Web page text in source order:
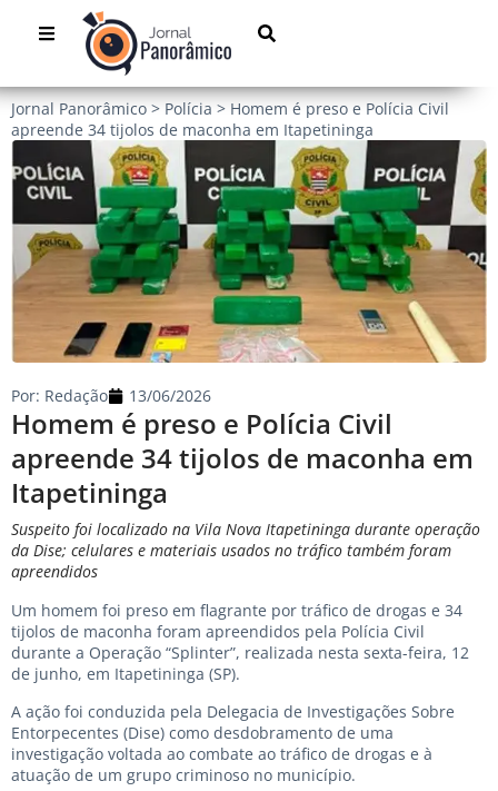
Jornal Panorâmico > Polícia > Homem é preso e Polícia Civil
apreende 34 tijolos de maconha em Itapetininga
Homem é preso e Polícia Civil
apreende 34 tijolos de maconha em
Itapetininga
Por: Redação 13/06/2026
Suspeito foi localizado na Vila Nova Itapetininga durante operação
da Dise; celulares e materiais usados no tráfico também foram
apreendidos
Um homem foi preso em flagrante por tráfico de drogas e 34
tijolos de maconha foram apreendidos pela Polícia Civil
durante a Operação “Splinter”, realizada nesta sexta-feira, 12
de junho, em Itapetininga (SP).
A ação foi conduzida pela Delegacia de Investigações Sobre
Entorpecentes (Dise) como desdobramento de uma
investigação voltada ao combate ao tráfico de drogas e à
atuação de um grupo criminoso no município.